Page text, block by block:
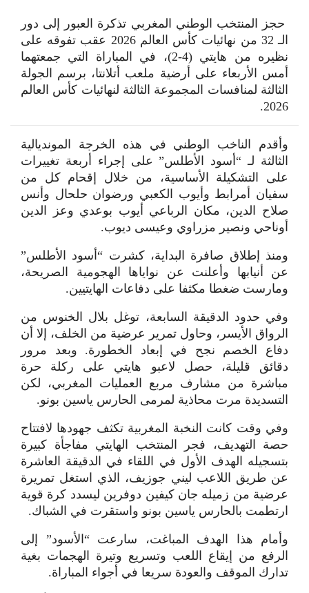
حجز المنتخب الوطني المغربي تذكرة العبور إلى دور
الـ 32 من نهائيات كأس العالم 2026 عقب تفوقه على
نظيره من هايتي (4-2)، في المباراة التي جمعتهما
أمس الأربعاء على أرضية ملعب أتلانتا، برسم الجولة
الثالثة لمنافسات المجموعة الثالثة لنهائيات كأس العالم
2026.
وأقدم الناخب الوطني في هذه الخرجة المونديالية
الثالثة لـ “أسود الأطلس” على إجراء أربعة تغييرات
على التشكيلة الأساسية، من خلال إقحام كل من
سفيان أمرابط وأيوب الكعبي ورضوان حلحال وأنس
صلاح الدين، مكان الرباعي أيوب بوعدي وعز الدين
أوناحي ونصير مزراوي وعيسى ديوب.
ومنذ إطلاق صافرة البداية، كشرت “أسود الأطلس”
عن أنيابها وأعلنت عن نواياها الهجومية الصريحة،
ومارست ضغطا مكثفا على دفاعات الهايتيين.
وفي حدود الدقيقة السابعة، توغل بلال الخنوس من
الرواق الأيسر، وحاول تمرير عرضية من الخلف، إلا أن
دفاع الخصم نجح في إبعاد الخطورة. وبعد مرور
دقائق قليلة، حصل لاعبو هايتي على ركلة حرة
مباشرة من مشارف مربع العمليات المغربي، لكن
التسديدة مرت محاذية لمرمى الحارس ياسين بونو.
وفي وقت كانت النخبة المغربية تكثف جهودها لافتتاح
حصة التهديف، فجر المنتخب الهايتي مفاجأة كبيرة
بتسجيله الهدف الأول في اللقاء في الدقيقة العاشرة
عن طريق اللاعب ليني جوزيف، الذي استغل تمريرة
عرضية من زميله جان كيفين دوفرين ليسدد كرة قوية
ارتطمت بالحارس ياسين بونو واستقرت في الشباك.
وأمام هذا الهدف المباغت، سارعت “الأسود” إلى
الرفع من إيقاع اللعب وتسريع وتيرة الهجمات بغية
تدارك الموقف والعودة سريعا في أجواء المباراة.